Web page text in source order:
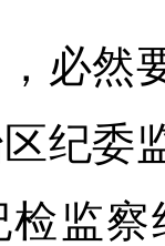
然要
纪委
监